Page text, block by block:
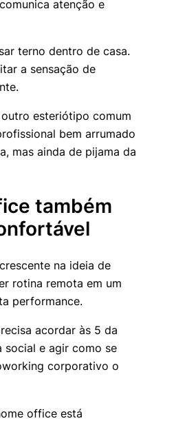
atenção e
terno dentro de casa.
a sensação de
esteriótipo comum
bem arrumado
mas ainda de pijama da
também
na ideia de
rotina remota em um
performance.
acordar às 5 da
social e agir como se
corporativo o
office está